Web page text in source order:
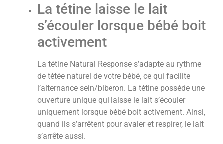
La tétine laisse le lait
s’écouler lorsque bébé boit
activement
La tétine Natural Response s’adapte au rythme
de tétée naturel de votre bébé, ce qui facilite
l’alternance sein/biberon. La tétine possède une
ouverture unique qui laisse le lait s’écouler
uniquement lorsque bébé boit activement. Ainsi,
quand ils s’arrêtent pour avaler et respirer, le lait
s’arrête aussi.